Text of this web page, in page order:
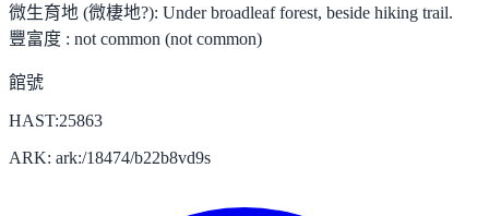
微生育地 (微棲地?): Under broadleaf forest, beside hiking trail.
豐富度 : not common (not common)
館號
HAST:25863
ARK: ark:/18474/b22b8vd9s